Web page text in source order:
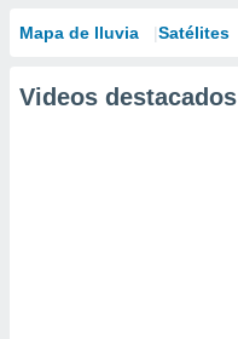
Mapa de lluvia Satélites
Videos destacados